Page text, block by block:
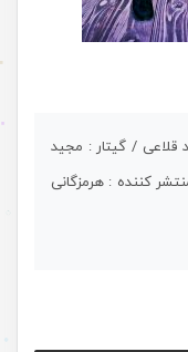
قلاعی / گیتار : مجید
کننده : هرمزگانی